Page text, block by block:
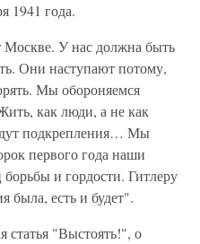
1941 года.
Москве. У нас должна быть
Они наступают потому,
Мы обороняемся
как люди, а не как
подкрепления… Мы
первого года наши
и гордости. Гитлеру
была, есть и будет".
статья "Выстоять!", о